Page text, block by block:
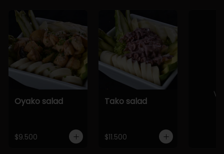
Oyako salad
$9.500
Tako salad
$11.500